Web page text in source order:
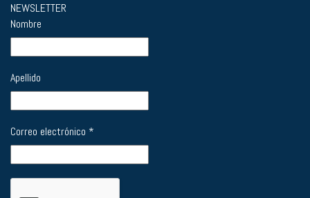
NEWSLETTER
Nombre
Apellido
Correo electrónico *